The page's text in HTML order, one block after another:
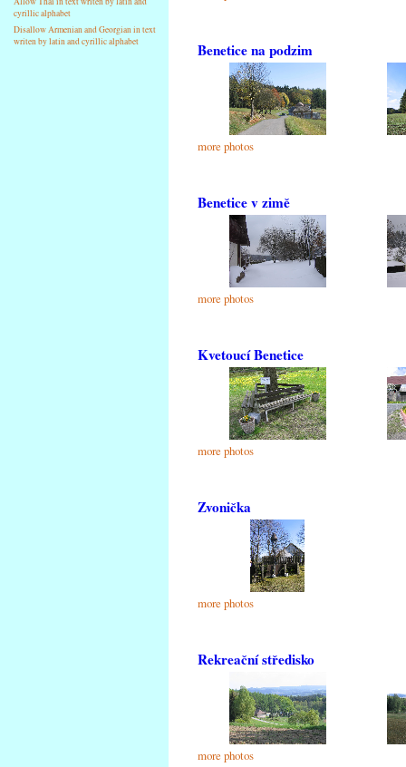
cyrillic alphabet
Disallow Armenian and Georgian in text
writen by latin and cyrillic alphabet
Benetice na podzim
more photos
Benetice v zimě
more photos
Kvetoucí Benetice
more photos
Zvonička
more photos
Rekreační středisko
more photos